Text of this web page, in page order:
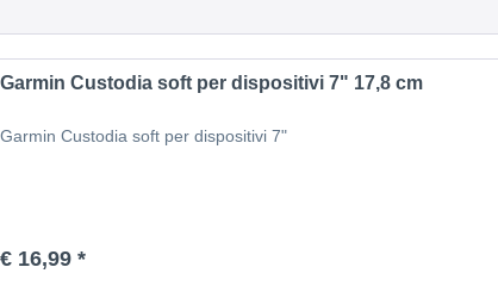
Garmin Custodia soft per dispositivi 7" 17,8 cm
Garmin Custodia soft per dispositivi 7"
€ 16,99 *